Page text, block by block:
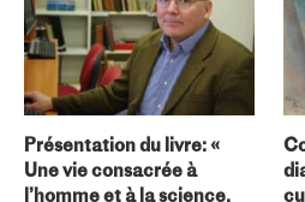
Présentation du livre: «
Une vie consacrée à
l’homme et à la science.